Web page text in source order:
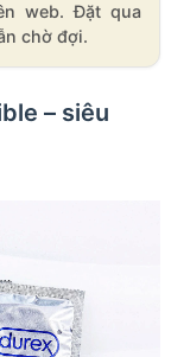
web. Đặt qua
chờ đợi.
– siêu